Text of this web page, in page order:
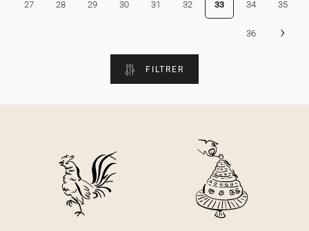
27 28 29 30 31 32 33 34 35
36 ›
FILTRER